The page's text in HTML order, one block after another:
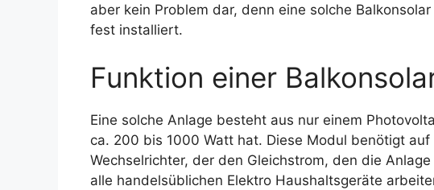
aber kein Problem dar, denn eine solche
fest installiert.
Funktion einer
Eine solche Anlage besteht aus nur einem
ca. 200 bis 1000 Watt hat. Diese Modul benötigt
Wechselrichter, der den Gleichstrom, den die
alle handelsüblichen Elektro Haushaltsgeräte